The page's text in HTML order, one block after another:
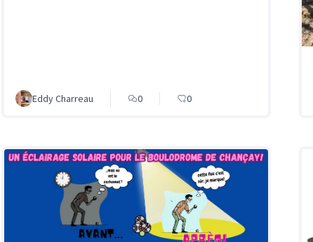
Eddy Charreau 0 0